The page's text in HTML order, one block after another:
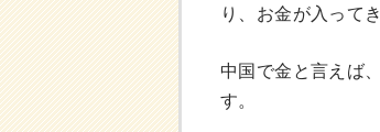
り、お金が入って
中国で金と言えば
す。